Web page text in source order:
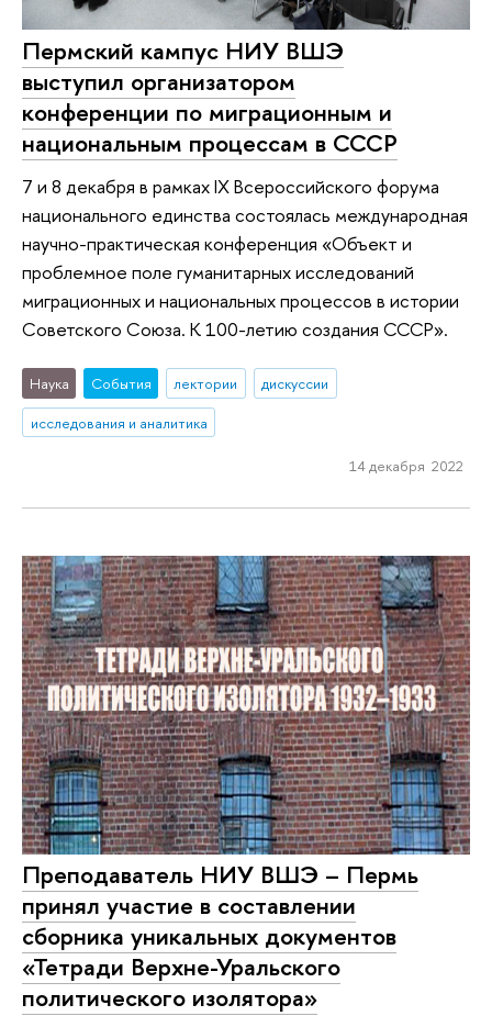
Пермский кампус НИУ ВШЭ
выступил организатором
конференции по миграционным и
национальным процессам в СССР
7 и 8 декабря в рамках IX Всероссийского форума
национального единства состоялась международная
научно-практическая конференция «Объект и
проблемное поле гуманитарных исследований
миграционных и национальных процессов в истории
Советского Союза. К 100-летию создания СССР».
Наука События лектории
дискуссии
исследования и аналитика
14 декабря 2022
Преподаватель НИУ ВШЭ – Пермь
принял участие в составлении
сборника уникальных документов
«Тетради Верхне-Уральского
политического изолятора»